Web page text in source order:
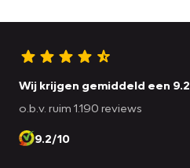
Wij krijgen gemiddeld een 9.2
o.b.v. ruim 1.190 reviews
9.2/10